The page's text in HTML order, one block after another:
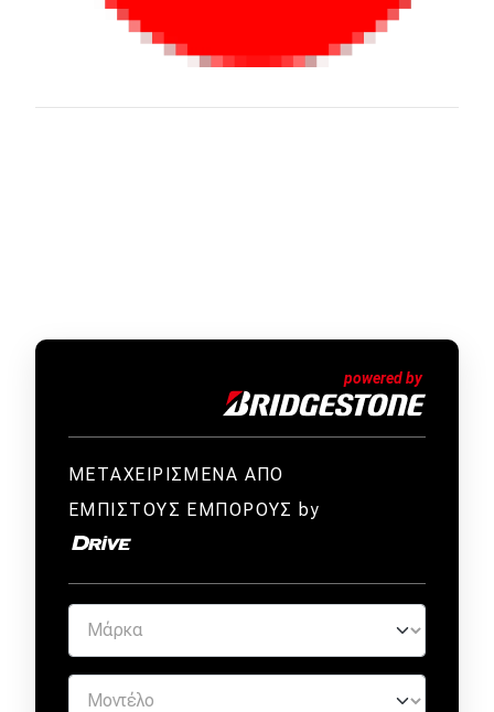
ΜΕΤΑΧΕΙΡΙΣΜΕΝΑ ΑΠΟ
ΕΜΠΙΣΤΟΥΣ ΕΜΠΟΡΟΥΣ by